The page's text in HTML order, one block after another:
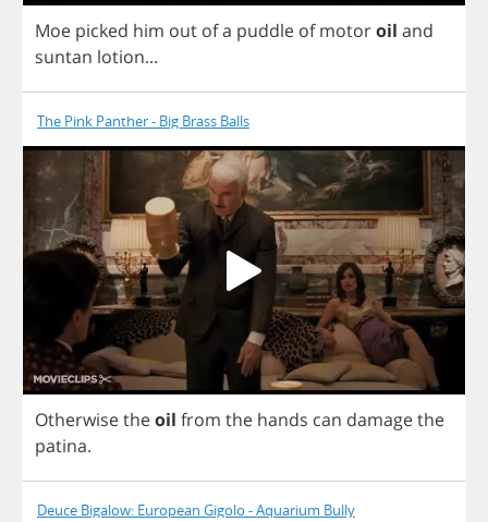
Moe picked him out ofa puddle of motoroil and
suntan lotion...
The Pink Panther - Big Brass Balls
Otherwisetheoil from the hands can damagethe
patina.
Deuce Bigalow: European Gigolo - Aquarium Bully